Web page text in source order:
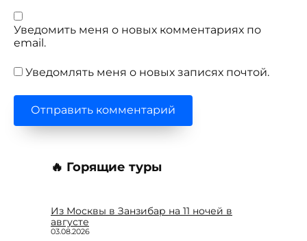
Уведомить меня о новых комментариях по
email.
Уведомлять меня о новых записях почтой.
🔥 Горящие туры
Из Москвы в Занзибар на 11 ночей в
августе
03.08.2026